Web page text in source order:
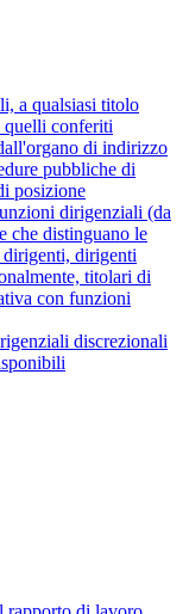
a qualsiasi titolo
conferiti
di indirizzo
pubbliche di
posizione
dirigenziali (da
che distinguano le
dirigenti, dirigenti
titolari di
con funzioni
discrezionali